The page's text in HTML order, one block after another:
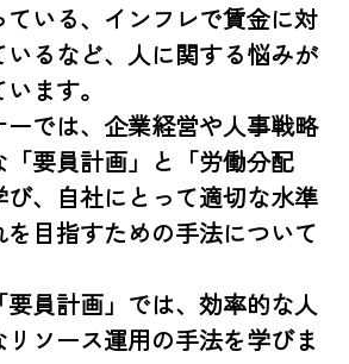
いる、インフレで賃金に対
るなど、人に関する悩みが
ます。
ーでは、企業経営や人事戦略
「要員計画」と「労働分配
、自社にとって適切な水準
目指すための手法について
員計画」では、効率的な人
ソース運用の手法を学びま